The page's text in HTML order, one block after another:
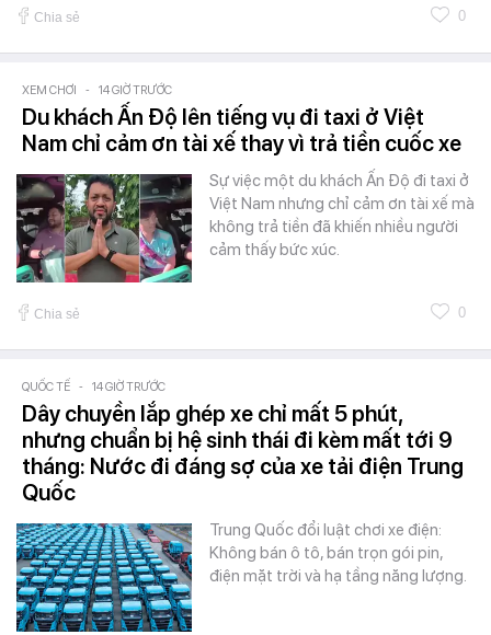
Chia sẻ 0
XEM CHƠI - 14 GIỜ TRƯỚC
Du khách Ấn Độ lên tiếng vụ đi taxi ở Việt
Nam chỉ cảm ơn tài xế thay vì trả tiền cuốc xe
Sự việc một du khách Ấn Độ đi taxi ở
Việt Nam nhưng chỉ cảm ơn tài xế mà
không trả tiền đã khiến nhiều người
cảm thấy bức xúc.
Chia sẻ 0
QUỐC TẾ - 14 GIỜ TRƯỚC
Dây chuyền lắp ghép xe chỉ mất 5 phút,
nhưng chuẩn bị hệ sinh thái đi kèm mất tới 9
tháng: Nước đi đáng sợ của xe tải điện Trung
Quốc
Trung Quốc đổi luật chơi xe điện:
Không bán ô tô, bán trọn gói pin,
điện mặt trời và hạ tầng năng lượng.